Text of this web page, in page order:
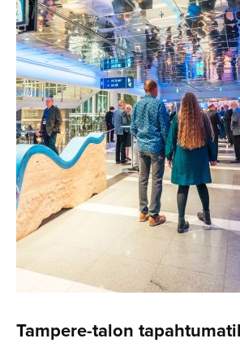
Tampere-talon